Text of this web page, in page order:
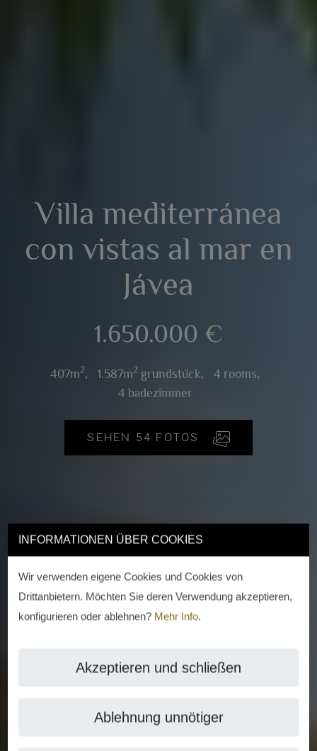
INFORMATIONEN ÜBER COOKIES
Wir verwenden eigene Cookies und Cookies von
Drittanbietern. Möchten Sie deren Verwendung akzeptieren,
konfigurieren oder ablehnen? Mehr Info.
Akzeptieren und schließen
Ablehnung unnötiger
Villa mediterránea
con vistas al mar en
Jávea
1.650.000 €
407m2, 1.587m2 grundstück,
4 rooms,
4 badezimmer
SEHEN 54 FOTOS